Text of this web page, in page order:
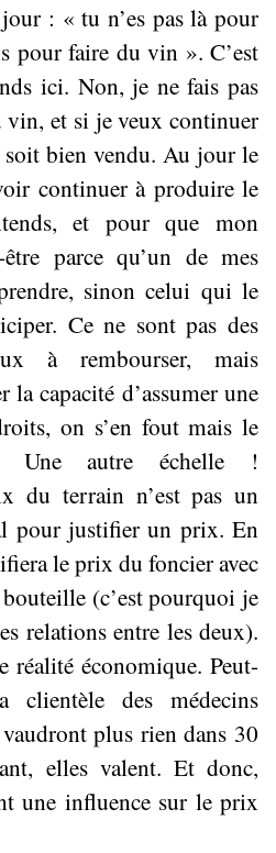
: « tu n’es pas là pour
pour faire du vin ». C’est
ici. Non, je ne fais pas
vin, et si je veux continuer
bien vendu. Au jour le
continuer à produire le
et pour que mon
parce qu’un de mes
sinon celui qui le
Ce ne sont pas des
à rembourser, mais
la capacité d’assumer une
on s’en fout mais le
Une autre échelle !
du terrain n’est pas un
pour justifier un prix. En
le prix du foncier avec
(c’est pourquoi je
relations entre les deux).
réalité économique. Peut-
clientèle des médecins
plus rien dans 30
elles valent. Et donc,
une influence sur le prix